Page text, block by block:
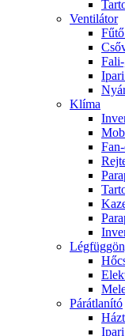
Ventilátor
Klíma
Párátlanító